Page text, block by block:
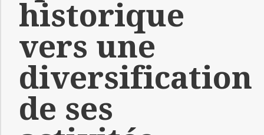
historique
vers une
diversification
de ses